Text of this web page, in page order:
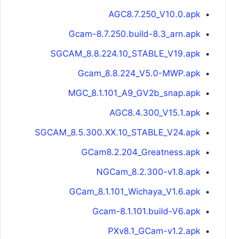
AGC8.7.250_V10.0.apk
Gcam-8.7.250.build-8.3_arn.apk
SGCAM_8.8.224.10_STABLE_V19.apk
Gcam_8.8.224_V5.0-MWP.apk
MGC_8.1.101_A9_GV2b_snap.apk
AGC8.4.300_V15.1.apk
SGCAM_8.5.300.XX.10_STABLE_V24.apk
GCam8.2.204_Greatness.apk
NGCam_8.2.300-v1.8.apk
GCam_8.1.101_Wichaya_V1.6.apk
Gcam-8.1.101.build-V6.apk
PXv8.1_GCam-v1.2.apk